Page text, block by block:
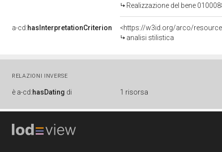
Realizzazione del bene
a-cd:hasInterpretationCriterion
<https://w3id.org/arco/
analisi stilistica
RELAZIONI INVERSE
è a-cd:hasDating di 1 risorsa